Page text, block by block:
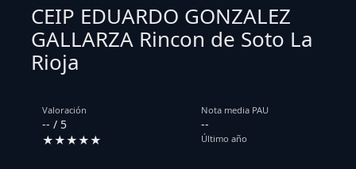
CEIP EDUARDO GONZALEZ
GALLARZA Rincon de Soto La
Rioja
Valoración
-- / 5
★★★★★
Nota media PAU
--
Último año